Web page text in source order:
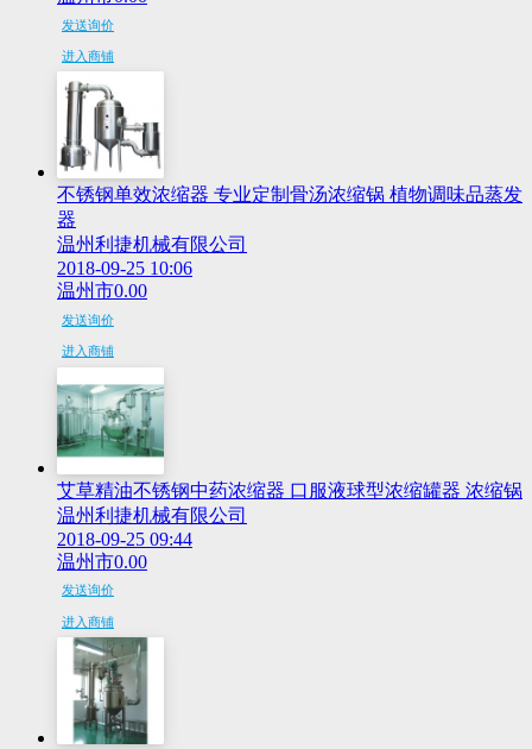
发送询价
进入商铺
不锈钢单效浓缩器 专业定制骨汤浓缩锅 植物调味品蒸发
器
温州利捷机械有限公司
2018-09-25 10:06
温州市0.00
发送询价
进入商铺
艾草精油不锈钢中药浓缩器 口服液球型浓缩罐器 浓缩锅
温州利捷机械有限公司
2018-09-25 09:44
温州市0.00
发送询价
进入商铺